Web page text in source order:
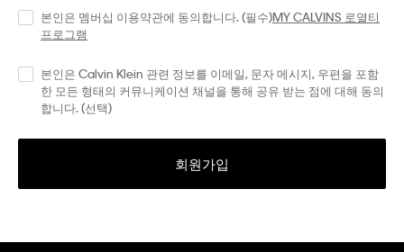
본인은 멤버십 이용약관에 동의합니다. (필수)MY CALVINS 로열티
프로그램
본인은 Calvin Klein 관련 정보를 이메일, 문자 메시지, 우편을 포함
한 모든 형태의 커뮤니케이션 채널을 통해 공유 받는 점에 대해 동의
합니다. (선택)
회원가입